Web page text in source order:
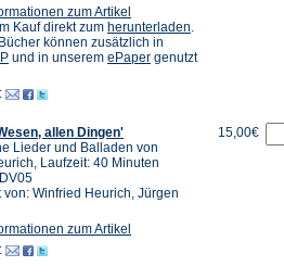
zum Artikel
Kauf direkt zum herunterladen
einem
können zusätzlich in
(Öffnet
einem
neuen
und in unserem ePaper(Öffnet
genutzt
allen Dingen'
Lieder und Balladen von
Laufzeit: 40 Minuten
von: Winfried Heurich, Jürgen
zum Artikel
15,00€